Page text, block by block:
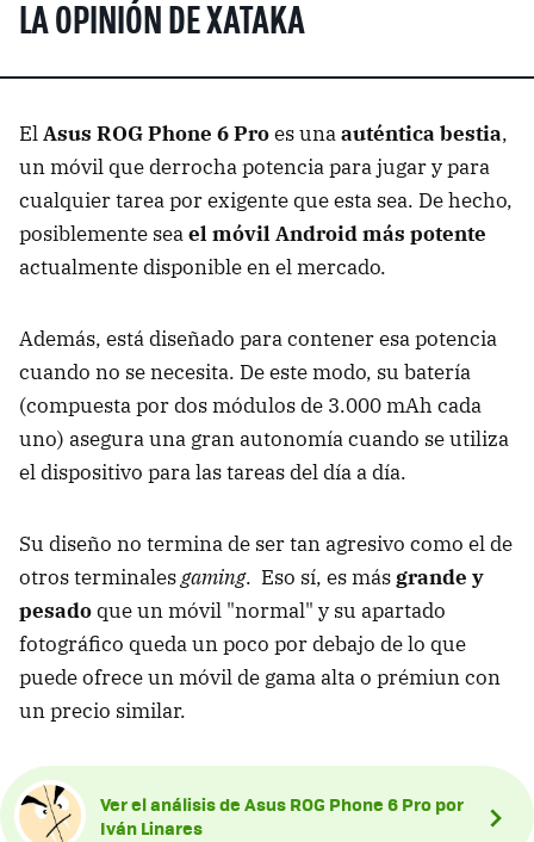
LA OPINIÓN DE XATAKA
ElAsus ROG Phone 6 Proes unaauténtica bestia,
un móvil que derrocha potencia para jugar y para
cualquier tarea por exigente que esta sea. De hecho,
posiblemente seael móvil Android más potente
actualmente disponible en el mercado.
Además, está diseñado para contener esa potencia
cuando no se necesita. De este modo, su batería
(compuesta por dos módulos de 3.000 mAh cada
uno) asegura una gran autonomía cuando se utiliza
el dispositivo para las tareas del día a día.
Su diseño no termina de ser tan agresivo como el de
otros terminalesgaming. Eso sí, es más grande y
pesadoque un móvil "normal" y su apartado
fotográfico queda un poco por debajo de lo que
puede ofrece un móvil de gama alta o prémiun con
un precio similar.
Ver el análisis de Asus ROG Phone 6 Pro por
Iván Linares